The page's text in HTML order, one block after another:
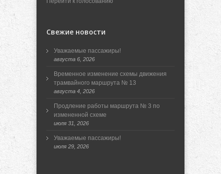
Свежие новости
Уважаемые пассажиры!
августа 6, 2026
Временное изменение схемы движения
трамвайного маршрута № 13
августа 4, 2026
Продление работы маршрута № 3 по
измененной схеме
июля 31, 2026
Уважаемые пассажиры!
июля 29, 2026